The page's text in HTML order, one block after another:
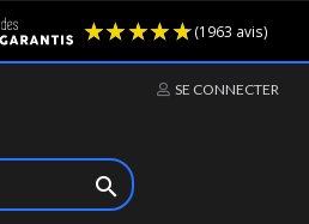
SE CONNECTER
